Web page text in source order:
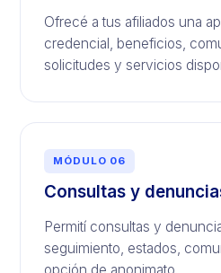
Ofrecé a tus afiliados una
credencial, beneficios,
solicitudes y servicios
MÓDULO 06
Consultas y
Permití consultas y
seguimiento, estados,